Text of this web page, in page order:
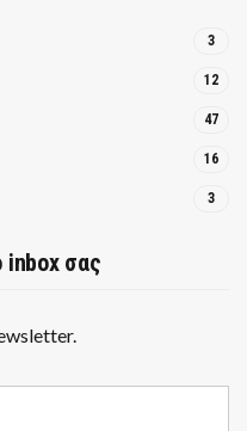
3
12
47
16
3
inbox σας